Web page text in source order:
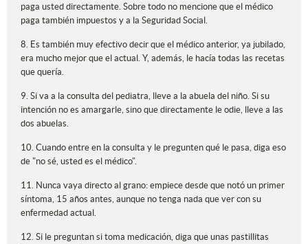
paga usted directamente. Sobre todo no mencione que el médico
paga también impuestos y a la Seguridad Social.
8. Es también muy efectivo decir que el médico anterior, ya jubilado,
era mucho mejor que el actual. Y, además, le hacía todas las recetas
que quería.
9. Si va a la consulta del pediatra, lleve a la abuela del niño. Si su
intención no es amargarle, sino que directamente le odie, lleve a las
dos abuelas.
10. Cuando entre en la consulta y le pregunten qué le pasa, diga eso
de "no sé, usted es el médico".
11. Nunca vaya directo al grano: empiece desde que notó un primer
síntoma, 15 años antes, aunque no tenga nada que ver con su
enfermedad actual.
12. Si le preguntan si toma medicación, diga que unas pastillitas